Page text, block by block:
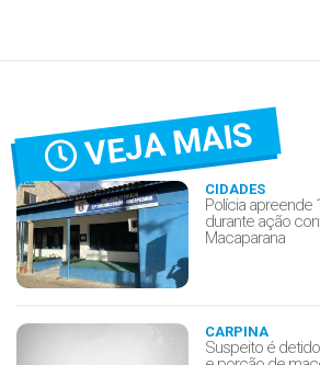
VEJA MAIS
CIDADES
Polícia apreende
durante ação
Macaparana
CARPINA
Suspeito é